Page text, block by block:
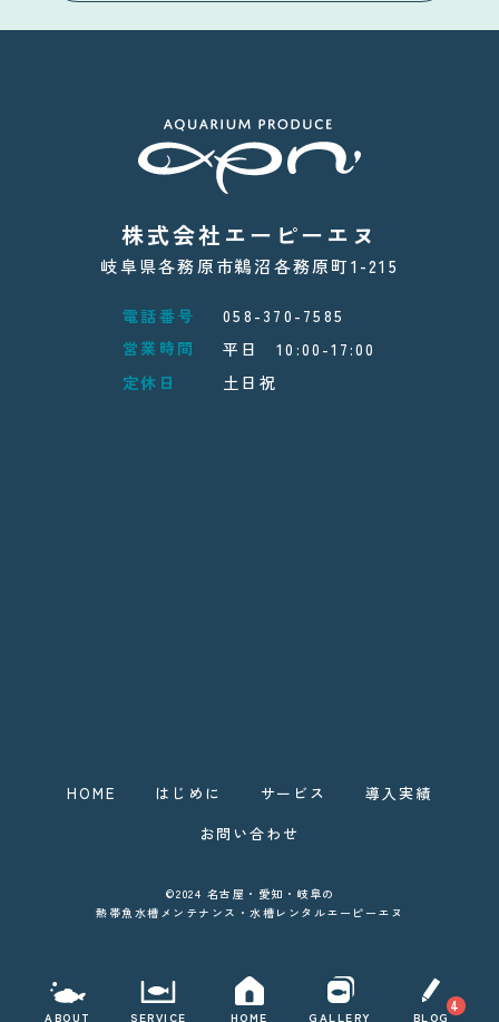
ABOUT SERVICE HOME GALLERY BLOG
4
株式会社エーピーエヌ
岐阜県各務原市鵜沼各務原町1-215
電話番号
058-370-7585
営業時間
平日 10:00-17:00
定休日
土日祝
HOME はじめに サービス
導入実績
お問い合わせ
©2024 名古屋・愛知・岐阜の
熱帯魚水槽メンテナンス・水槽レンタルエーピーエヌ